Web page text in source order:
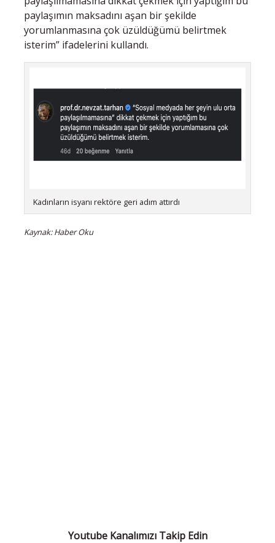
paylaşımın maksadını aşan bir şekilde
yorumlanmasına çok üzüldüğümü belirtmek
isterim” ifadelerini kullandı.
Kadınların isyanı rektöre geri adım attırdı
Kaynak: Haber Oku
Youtube Kanalımızı Takip Edin